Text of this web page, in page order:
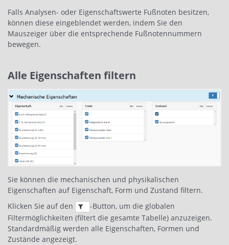
Falls Analysen- oder Eigenschaftswerte Fußnoten besitzen,
können diese eingeblendet werden, indem Sie den
Mauszeiger über die entsprechende Fußnotennummern
bewegen.
Alle Eigenschaften filtern
Sie können die mechanischen und physikalischen
Eigenschaften auf Eigenschaft, Form und Zustand filtern.
Klicken Sie auf den
-Button, um die globalen
Filtermöglichkeiten (filtert die gesamte Tabelle) anzuzeigen.
Standardmäßig werden alle Eigenschaften, Formen und
Zustände angezeigt.